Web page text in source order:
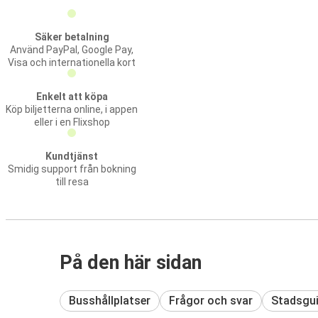
Säker betalning
Använd PayPal, Google Pay,
Visa och internationella kort
Enkelt att köpa
Köp biljetterna online, i appen
eller i en Flixshop
Kundtjänst
Smidig support från bokning
till resa
På den här sidan
Busshållplatser Frågor och svar